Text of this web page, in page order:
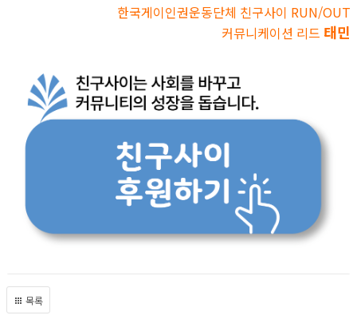
한국게이인권운동단체 친구사이 RUN/OUT
커뮤니케이션 리드 태민
목록